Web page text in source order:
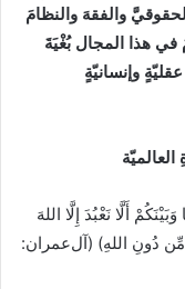
والفقهَ والنظامَ
هذا المجال بُغْيَةَ
وإنسانيّةٍ
العالميّة
أَلَّا نَعْبُدَ إِلَّا اللهَ
مِّن دُونِ اللهِ) (آل‌عمران: